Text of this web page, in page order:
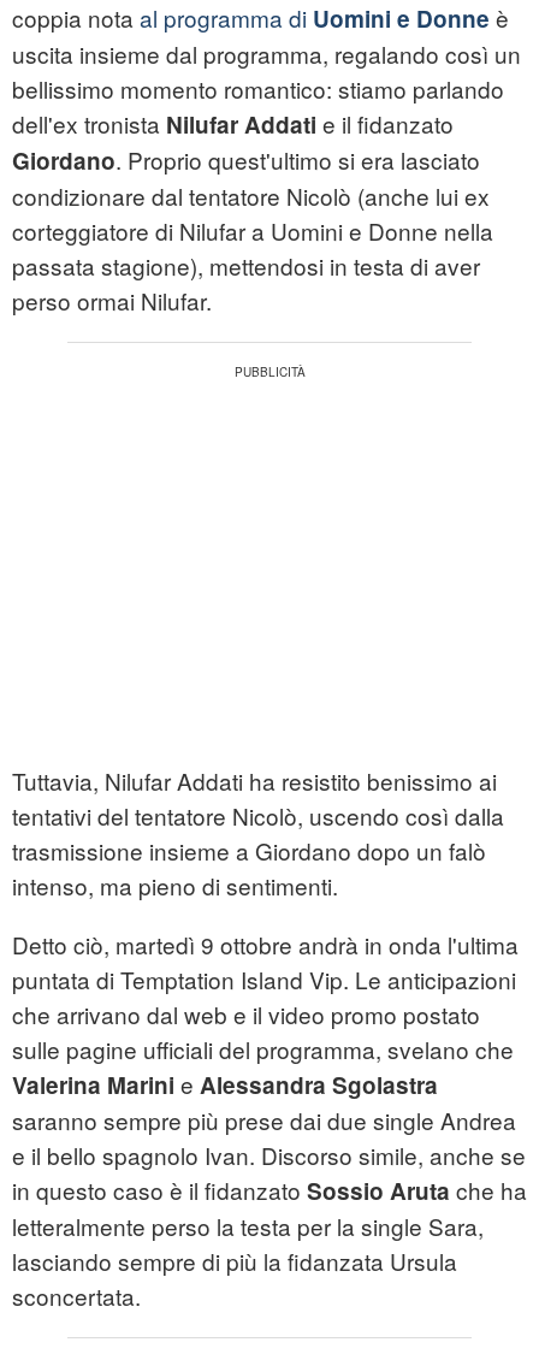
coppia nota al programma di Uomini e Donne è
uscita insieme dal programma, regalando così un
bellissimo momento romantico: stiamo parlando
dell'ex tronista Nilufar Addati e il fidanzato
Giordano. Proprio quest'ultimo si era lasciato
condizionare dal tentatore Nicolò (anche lui ex
corteggiatore di Nilufar a Uomini e Donne nella
passata stagione), mettendosi in testa di aver
perso ormai Nilufar.
Tuttavia, Nilufar Addati ha resistito benissimo ai
tentativi del tentatore Nicolò, uscendo così dalla
trasmissione insieme a Giordano dopo un falò
intenso, ma pieno di sentimenti.
Detto ciò, martedì 9 ottobre andrà in onda l'ultima
puntata di Temptation Island Vip. Le anticipazioni
che arrivano dal web e il video promo postato
sulle pagine ufficiali del programma, svelano che
Valerina Marini e Alessandra Sgolastra
saranno sempre più prese dai due single Andrea
e il bello spagnolo Ivan. Discorso simile, anche se
in questo caso è il fidanzato Sossio Aruta che ha
letteralmente perso la testa per la single Sara,
lasciando sempre di più la fidanzata Ursula
sconcertata.